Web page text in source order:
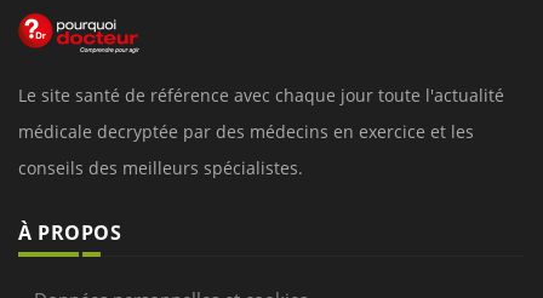
Le site santé de référence avec chaque jour toute l'actualité
médicale decryptée par des médecins en exercice et les
conseils des meilleurs spécialistes.
À PROPOS